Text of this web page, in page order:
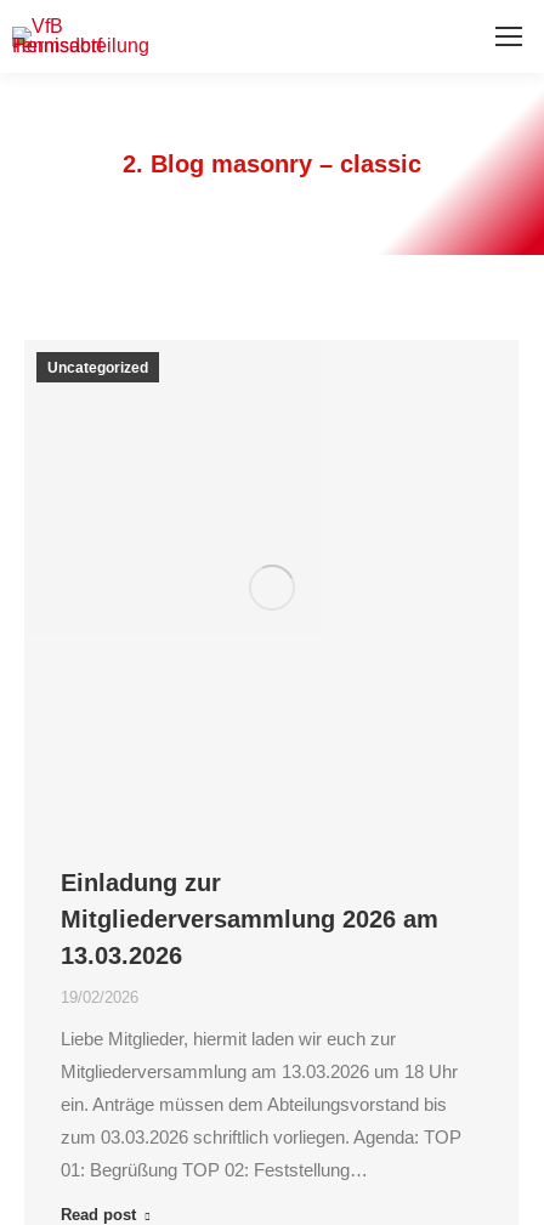
2. Blog masonry – classic
Uncategorized
Einladung zur
Mitgliederversammlung 2026 am
13.03.2026
19/02/2026
Liebe Mitglieder, hiermit laden wir euch zur
Mitgliederversammlung am 13.03.2026 um 18 Uhr
ein. Anträge müssen dem Abteilungsvorstand bis
zum 03.03.2026 schriftlich vorliegen. Agenda: TOP
01: Begrüßung TOP 02: Feststellung…
Read post